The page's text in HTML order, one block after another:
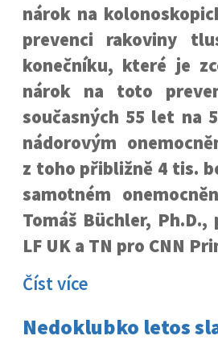
nárok na
prevenci rakoviny
konečníku, které je
nárok na toto
současných 55 let na
nádorovým
z toho přibližně 4 tis.
samotném
Tomáš Büchler,
LF UK a TN pro CNN
Číst více
Nedoklubko letos